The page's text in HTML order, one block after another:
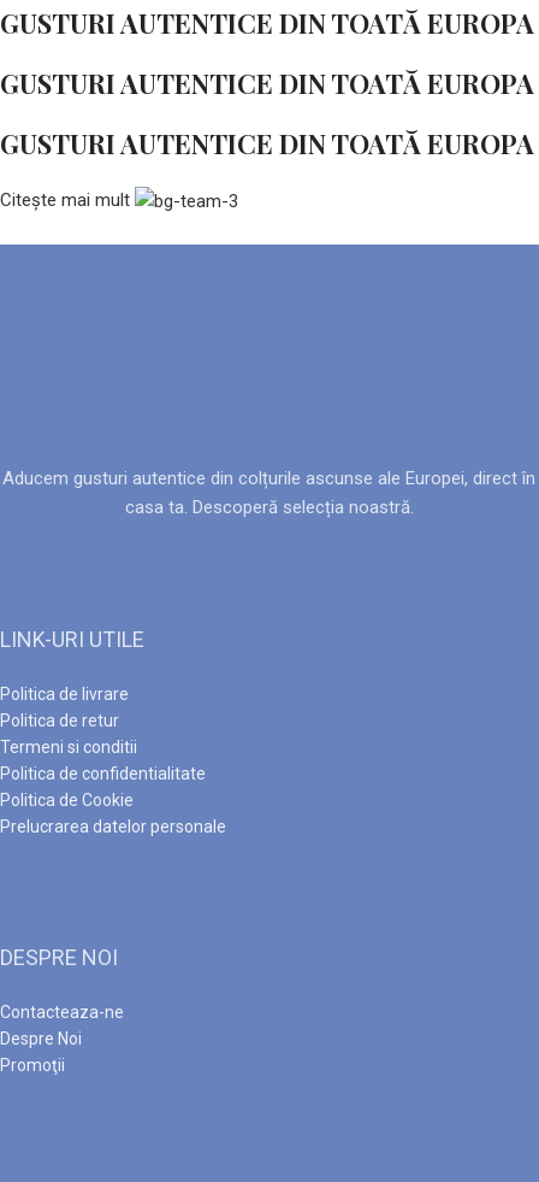
GUSTURI AUTENTICE DIN TOATĂ EUROPA
GUSTURI AUTENTICE DIN TOATĂ EUROPA
GUSTURI AUTENTICE DIN TOATĂ EUROPA
Citește mai mult
Aducem gusturi autentice din colțurile ascunse ale Europei, direct în
casa ta. Descoperă selecția noastră.
LINK-URI UTILE
Politica de livrare
Politica de retur
Termeni si conditii
Politica de confidentialitate
Politica de Cookie
Prelucrarea datelor personale
DESPRE NOI
Contacteaza-ne
Despre Noi
Promoţii